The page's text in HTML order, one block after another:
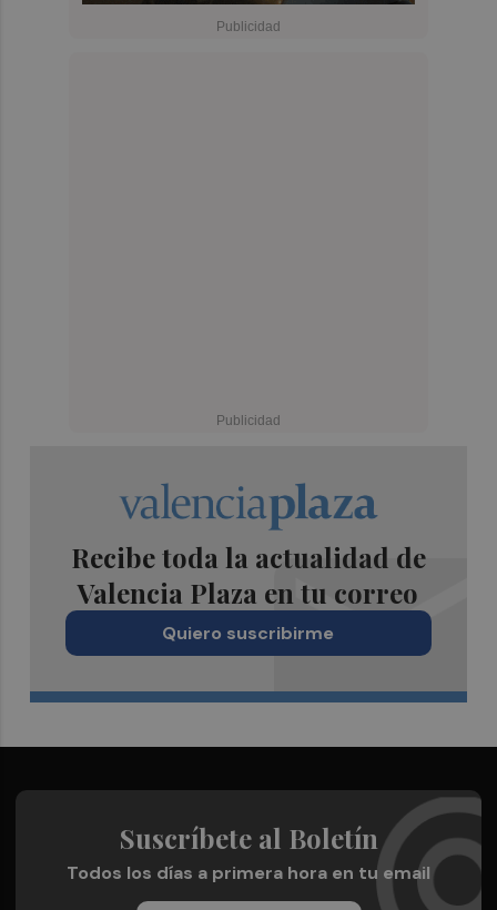
Recibe toda la actualidad de
Valencia Plaza en tu correo
Quiero suscribirme
Suscríbete al Boletín
Todos los días a primera hora en tu email